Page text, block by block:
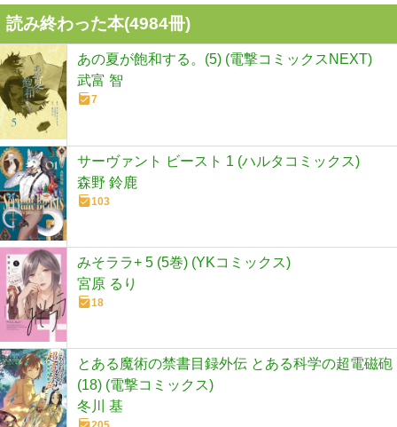
読み終わった本(4984冊)
あの夏が飽和する。(5) (電撃コミックスNEXT)
武富 智
7
サーヴァント ビースト 1 (ハルタコミックス)
森野 鈴鹿
103
みそララ+ 5 (5巻) (YKコミックス)
宮原 るり
18
とある魔術の禁書目録外伝 とある科学の超電磁砲
(18) (電撃コミックス)
冬川 基